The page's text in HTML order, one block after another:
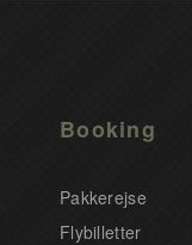
Booking
Pakkerejse
Flybilletter